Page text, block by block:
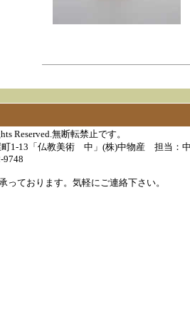
Reserved.無断転禁止です。
町1-13「仏教美術 中」(株)中物産 担当：
9748
っております。気軽にご連絡下さい。